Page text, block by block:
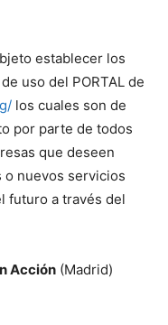
establecer los
uso del PORTAL de
los cuales son de
por parte de todos
que deseen
o nuevos servicios
futuro a través del
Acción (Madrid)